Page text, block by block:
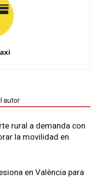
autor
rural a demanda con
la movilidad en
en València para